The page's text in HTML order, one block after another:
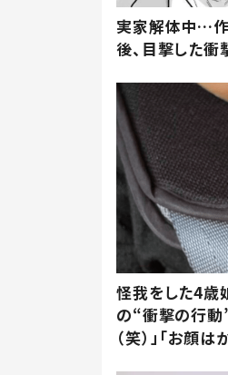
実家解体中…作
後、目撃した衝
怪我をした4歳
の“衝撃の行
（笑）」「お顔